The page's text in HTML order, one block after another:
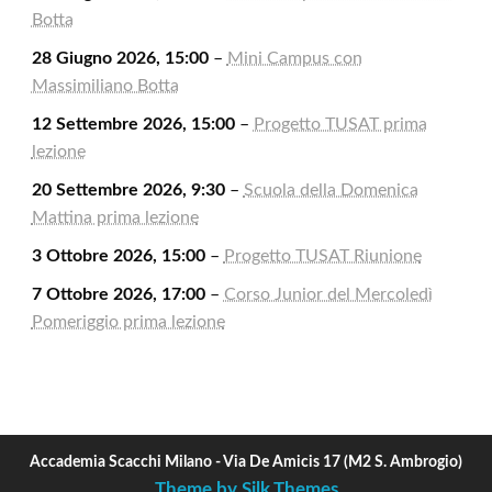
Botta
28 Giugno 2026, 15:00– Mini Campus con
Massimiliano Botta
12 Settembre 2026, 15:00– Progetto TUSAT prima
lezione
20 Settembre 2026, 9:30– Scuola della Domenica
Mattina prima lezione
3 Ottobre 2026, 15:00– Progetto TUSAT Riunione
7 Ottobre 2026, 17:00– Corso Junior del Mercoledì
Pomeriggio prima lezione
Accademia Scacchi Milano - Via De Amicis 17 (M2 S. Ambrogio)